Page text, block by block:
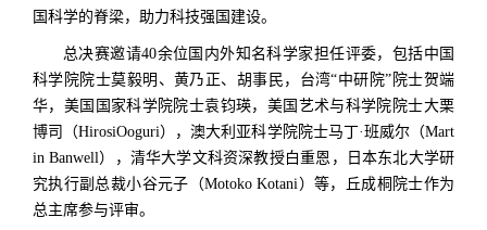
国科学的脊梁，助力科技强国建设。
总决赛邀请40余位国内外知名科学家担任评委，包括中国
科学院院士莫毅明、黄乃正、胡事民，台湾“中研院”院士贺端
华，美国国家科学院院士袁钧瑛，美国艺术与科学院院士大栗
博司（HirosiOoguri），澳大利亚科学院院士马丁·班威尔（Mart
in Banwell），清华大学文科资深教授白重恩，日本东北大学研
究执行副总裁小谷元子（Motoko Kotani）等，丘成桐院士作为
总主席参与评审。